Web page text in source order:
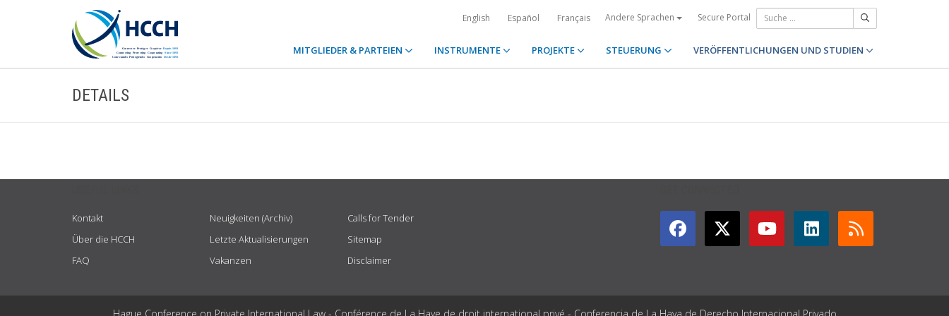
English Español Français Andere Sprachen Secure Portal
MITGLIEDER & PARTEIEN INSTRUMENTE PROJEKTE STEUERUNG VERÖFFENTLICHUNGEN UND STUDIEN
DETAILS
Kontakt
Über die HCCH
FAQ
Neuigkeiten (Archiv)
Letzte Aktualisierungen
Vakanzen
Calls for Tender
Sitemap
Disclaimer